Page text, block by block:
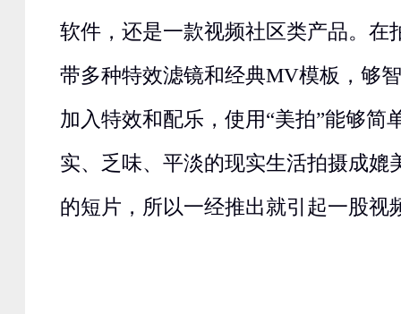
软件，还是一款视频社区类产品。在
带多种特效滤镜和经典MV模板，够
加入特效和配乐，使用“美拍”能够简
实、乏味、平淡的现实生活拍摄成媲
的短片，所以一经推出就引起一股视